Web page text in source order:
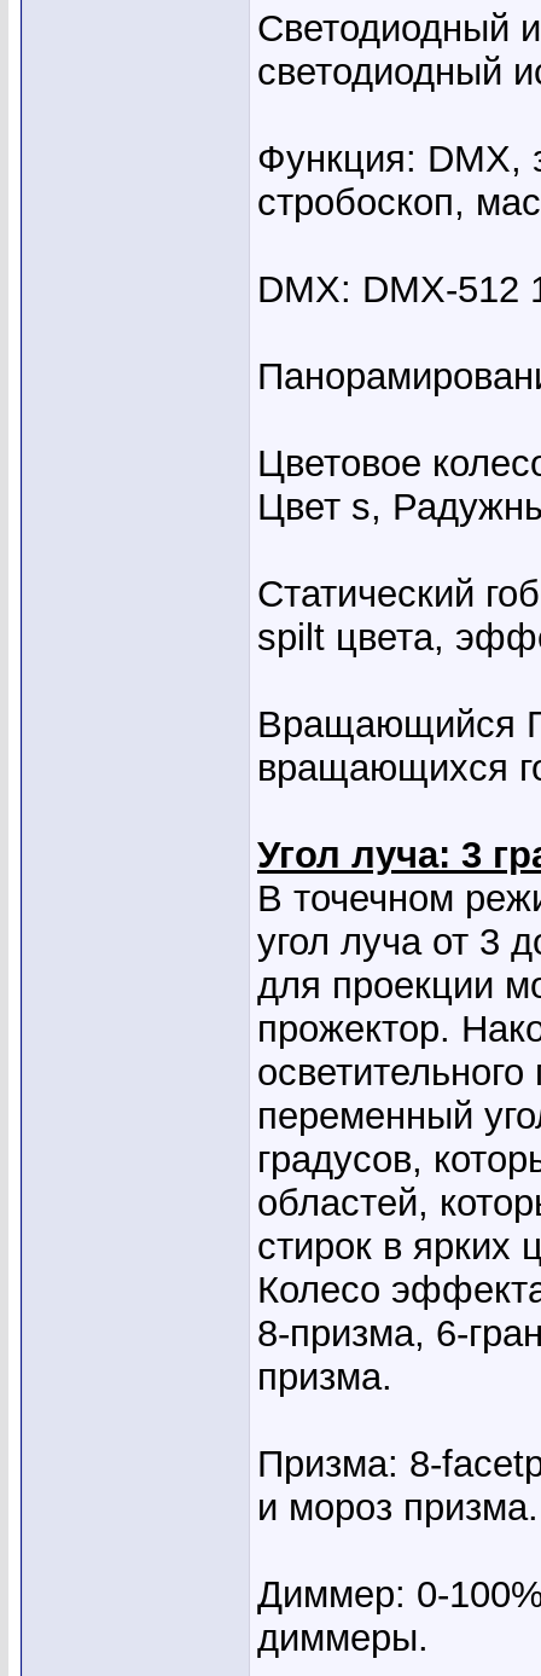
Светодиодный
светодиодный
Функция: DMX,
стробоскоп,
DMX: DMX-512
Цветовое
Цвет s,
Статический
spilt цвета,
Вращающийся
вращающихся
Угол луча: 3
В точечном
угол луча от 3
для проекции
прожектор.
переменный
градусов,
областей,
стирок в ярких
Колесо
8-призма, 6-
призма.
Призма: 8-
и мороз призма.
Диммер: 0-
диммеры.